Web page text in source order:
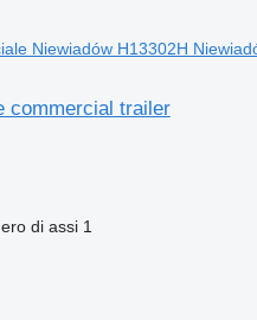
Niewiadów H13302H
commercial trailer
di assi 1